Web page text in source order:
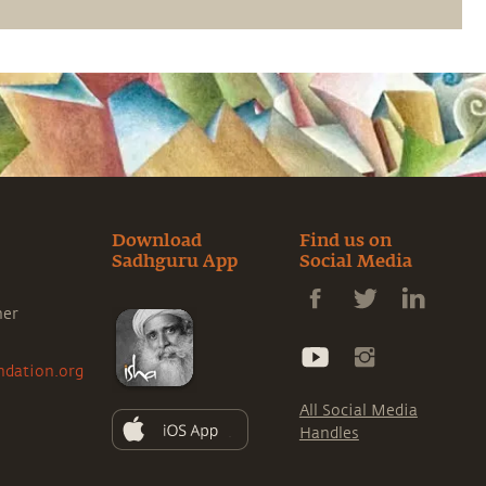
Download
Sadhguru App
Find us on
Social Media
All Social Media
Handles